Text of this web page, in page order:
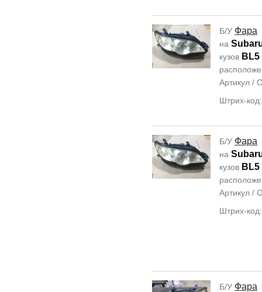
Б/У Фара
на
кузов BL5
Артикул /
Штрих-
Б/У Фара
на
кузов BL5
Артикул /
Штрих-
Б/У Фара